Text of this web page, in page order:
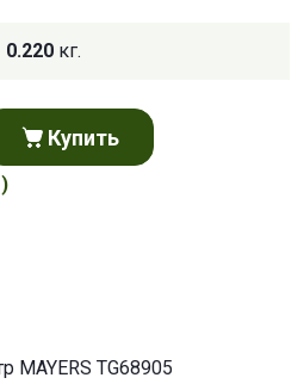
0.220 кг.
Купить
MAYERS TG68905